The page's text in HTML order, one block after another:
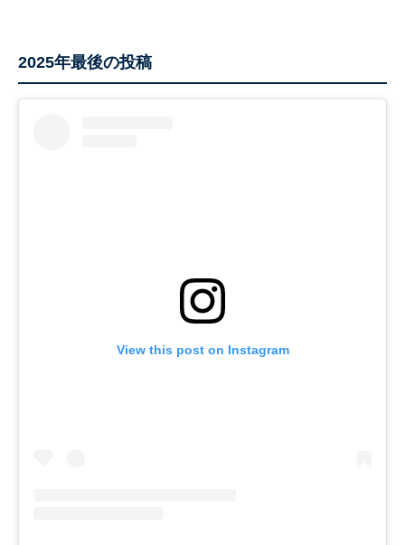
2025年最後の投稿
View this post on Instagram